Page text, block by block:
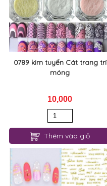
0789 kim tuyến Cát trang trí
móng
10,000
Thêm vào giỏ